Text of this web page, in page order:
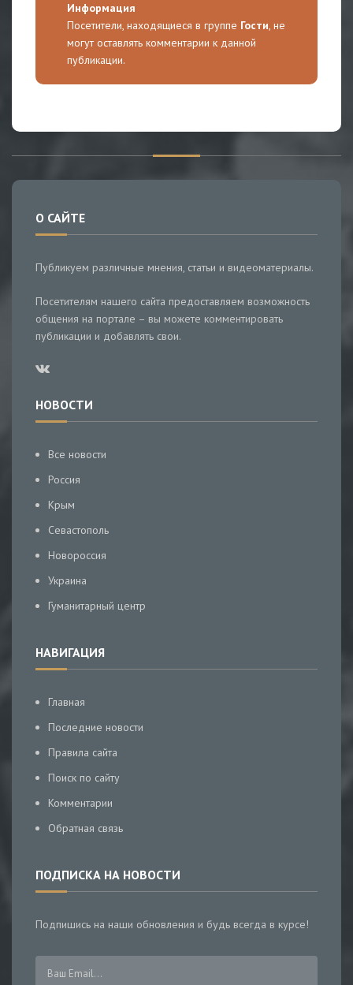
Информация
Посетители, находящиеся в группе Гости, не
могут оставлять комментарии к данной
публикации.
О САЙТЕ
Публикуем различные мнения, статьи и видеоматериалы.
Посетителям нашего сайта предоставляем возможность
общения на портале – вы можете комментировать
публикации и добавлять свои.
НОВОСТИ
Все новости
Россия
Крым
Севастополь
Новороссия
Украина
Гуманитарный центр
НАВИГАЦИЯ
Главная
Последние новости
Правила сайта
Поиск по сайту
Комментарии
Обратная связь
ПОДПИСКА НА НОВОСТИ
Подпишись на наши обновления и будь всегда в курсе!